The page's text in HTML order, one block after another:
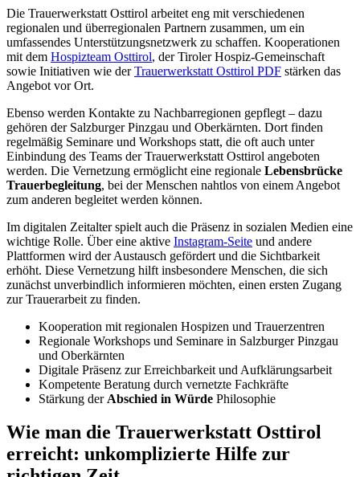
Die Trauerwerkstatt Osttirol arbeitet eng mit verschiedenen
regionalen und überregionalen Partnern zusammen, um ein
umfassendes Unterstützungsnetzwerk zu schaffen. Kooperationen
mit dem Hospizteam Osttirol, der Tiroler Hospiz-Gemeinschaft
sowie Initiativen wie derTrauerwerkstatt Osttirol PDF stärken das
Angebot vor Ort.
Ebenso werden Kontakte zu Nachbarregionen gepflegt – dazu
gehören der Salzburger Pinzgau und Oberkärnten. Dort finden
regelmäßig Seminare und Workshops statt, die oft auch unter
Einbindung des Teams der Trauerwerkstatt Osttirol angeboten
werden. Die Vernetzung ermöglicht eine regionale Lebensbrücke
Trauerbegleitung, bei der Menschen nahtlos von einem Angebot
zum anderen begleitet werden können.
Im digitalen Zeitalter spielt auch die Präsenz in sozialen Medien eine
wichtige Rolle. Über eine aktive Instagram-Seite und andere
Plattformen wird der Austausch gefördert und die Sichtbarkeit
erhöht. Diese Vernetzung hilft insbesondere Menschen, die sich
zunächst unverbindlich informieren möchten, einen ersten Zugang
zur Trauerarbeit zu finden.
Kooperation mit regionalen Hospizen und Trauerzentren
Regionale Workshops und Seminare in Salzburger Pinzgau
und Oberkärnten
Digitale Präsenz zur Erreichbarkeit und Aufklärungsarbeit
Kompetente Beratung durch vernetzte Fachkräfte
Stärkung der Abschied in Würde Philosophie
Wie man die Trauerwerkstatt Osttirol
erreicht: unkomplizierte Hilfe zur